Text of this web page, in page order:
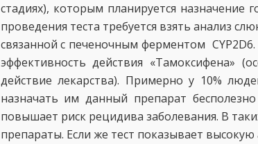
стадиях), которым планируется назначение
проведения теста требуется взять анализ
связанной с печеночным ферментом
эффективность действия «Тамоксифена»
действие лекарства). Примерно у 10%
назначать им данный препарат
повышает риск рецидива заболевания. В
препараты. Если же тест показывает